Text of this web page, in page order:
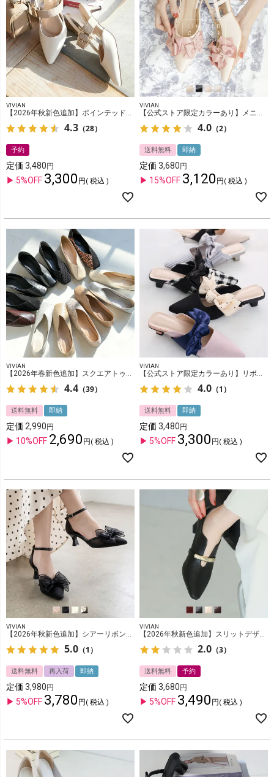
VIVIAN
【2026年秋新色追加】ポインテッドトゥバックルベルトバックストラップパンプス
4.3 （28）
予約
定価 3,480
5%OFF 3,300 税込
VIVIAN
【公式ストア限定カラーあり】メニーリボンスリングバックパンプス
4.0 （2）
送料無料 即納
定価 3,680
15%OFF 3,120 税込
VIVIAN
【2026年春新色追加】スクエアトゥ切り替えデザインバブーシュ
4.4 （39）
送料無料 即納
定価 2,990
10%OFF 2,690 税込
VIVIAN
【公式ストア限定カラーあり】リボンミュールパンプス
4.0 （1）
送料無料 即納
定価 3,480
5%OFF 3,300 税込
VIVIAN
【2026年秋新色追加】シアーリボンポインテッドトゥセパレートパンプス
5.0 （1）
送料無料 再入荷 即納
定価 3,980
5%OFF 3,780 税込
VIVIAN
【2026年秋新色追加】スリットデザインゴールドモチーフパンプス
2.0 （3）
送料無料 予約
定価 3,680
5%OFF 3,490 税込